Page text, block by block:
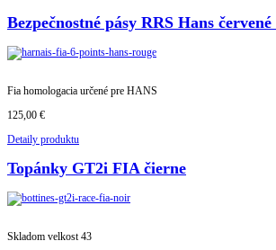
Bezpečnostné pásy RRS Hans červené
Fia homologacia určené pre HANS
125,00 €
Detaily produktu
Topánky GT2i FIA čierne
Skladom velkost 43